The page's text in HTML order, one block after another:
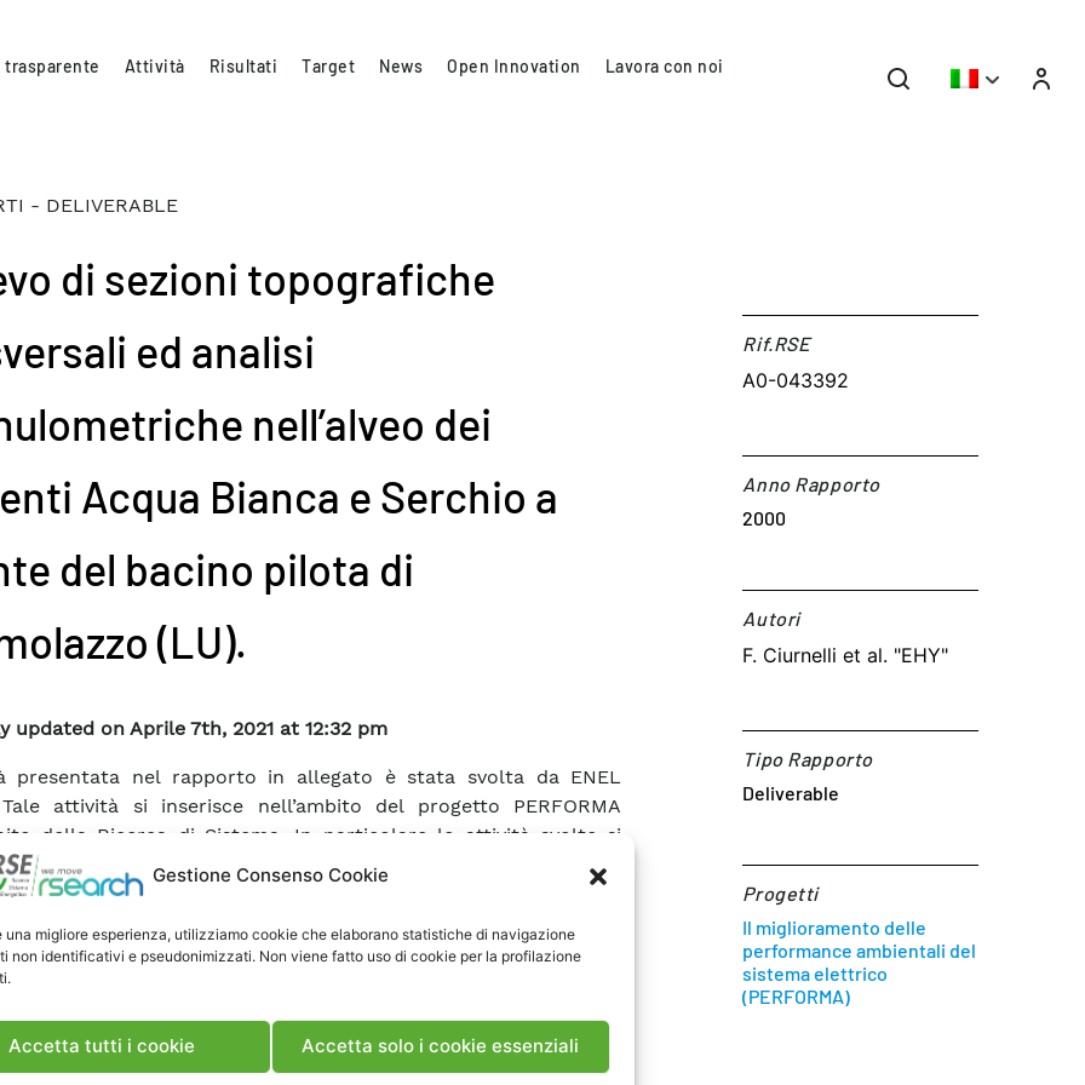
Gestione Consenso Cookie
una migliore esperienza, utilizziamo cookie che elaborano statistiche di navigazione
non identificativi e pseudonimizzati. Non viene fatto uso di cookie per la profilazione
Accetta tutti i cookie Accetta solo i cookie essenziali
trasparente Attività Risultati Target News Open Innovation Lavora con noi
- DELIVERABLE
di sezioni topografiche
ed analisi
nell’alveo dei
Acqua Bianca e Serchio a
del bacino pilota di
(LU).
updated on Aprile 7th, 2021 at 12:32 pm
presentata nel rapporto in allegato è stata svolta da ENEL
attività si inserisce nell’ambito del progetto PERFORMA
della Ricerca di Sistema. In particolare le attività svolte si
nell’Attività 7 del Progetto PERFORMA: Studio dei processi di
dei serbatoi idroelettrici. Tale attività riguarda lo studio dei
della capacità di invaso, e vengono analizzate le
per la valutazione quantitativa del degrado della qualità
di svaso o sfangamento. In tale contesto l’attività svolta da
Hydro descritta in questo rapporto si riferisce al rilievo
Rif.RSE​
A0-043392
Anno Rapporto
2000
Autori​
F. Ciurnelli et al. "EHY"
Tipo Rapporto
Deliverable
Progetti
Il miglioramento delle
performance ambientali del
sistema elettrico
(PERFORMA)